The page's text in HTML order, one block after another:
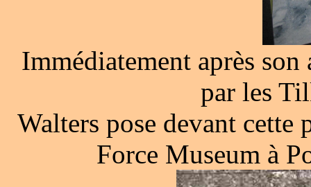
Immédiatement après son
par les
Walters pose devant
Force Museum à